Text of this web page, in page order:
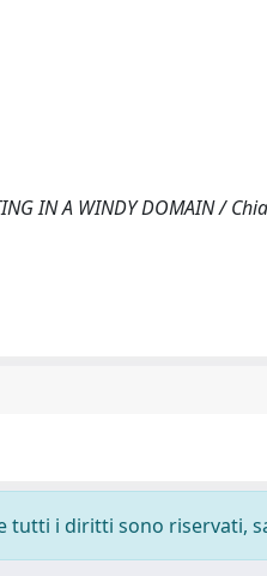
IN A WINDY DOMAIN /
i diritti sono riservati,